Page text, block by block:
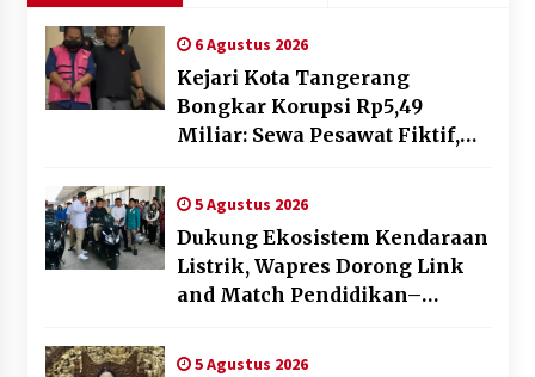
6 Agustus 2026
Kejari Kota Tangerang
Bongkar Korupsi Rp5,49
Miliar: Sewa Pesawat Fiktif,
Ditahan
5 Agustus 2026
Dukung Ekosistem Kendaraan
Listrik, Wapres Dorong Link
and Match Pendidikan–
5 Agustus 2026